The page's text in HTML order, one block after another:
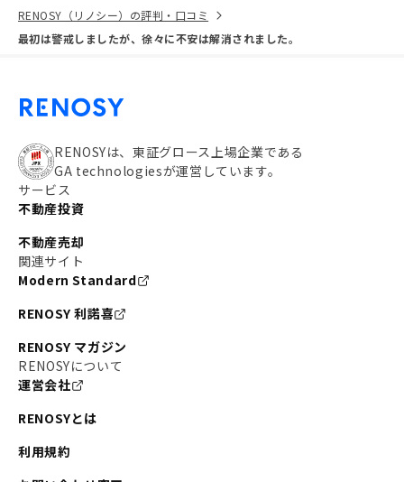
RENOSY（リノシー）の評判・口コミ
最初は警戒しましたが、徐々に不安は解消されました。
RENOSYは、東証グロース上場企業である
GA technologiesが運営しています。
サービス
不動産投資
不動産売却
関連サイト
Modern Standard
RENOSY 利諾喜
RENOSY マガジン
RENOSYについて
運営会社
RENOSYとは
利用規約